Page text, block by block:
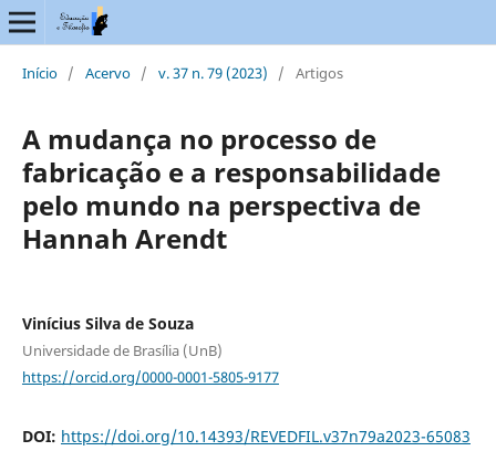
Início / Acervo / v. 37 n. 79 (2023) / Artigos
A mudança no processo de
fabricação e a responsabilidade
pelo mundo na perspectiva de
Hannah Arendt
Vinícius Silva de Souza
Universidade de Brasília (UnB)
https://orcid.org/0000-0001-5805-9177
DOI: https://doi.org/10.14393/REVEDFIL.v37n79a2023-65083